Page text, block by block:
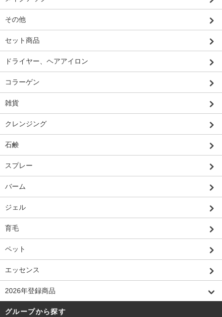
その他
セット商品
ドライヤー、ヘアアイロン
コラーゲン
雑貨
クレンジング
石鹸
スプレー
バーム
ジェル
育毛
ペット
エッセンス
2026年登録商品
グループから探す